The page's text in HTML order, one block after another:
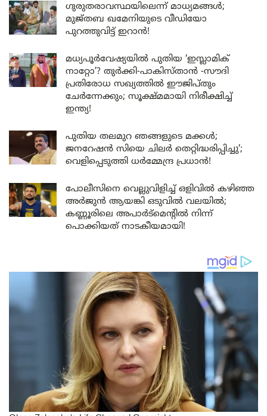
ഗുരുതരാവസ്ഥയിലെന്ന് മാധ്യമങ്ങൾ;
മുജ്തബ ഖമേനിയുടെ വീഡിയോ
പുറത്തുവിട്ട് ഇറാൻ!
മധ്യപൂർവേഷ്യയിൽ പുതിയ ‘ഇസ്ലാമിക്
നാറ്റോ’? തുർക്കി-പാകിസ്താൻ -സൗദി
പ്രതിരോധ സഖ്യത്തിൽ ഈജിപ്തും
ചേർന്നേക്കും; സൂക്ഷ്മമായി നിരീക്ഷിച്ച്
ഇന്ത്യ!
പുതിയ തലമുറ ഞങ്ങളുടെ മക്കൾ;
ജനറേഷൻ സിയെ ചിലർ തെറ്റിദ്ധരിപ്പിച്ചു’;
വെളിപ്പെടുത്തി ധർമ്മേന്ദ്ര പ്രധാൻ!
പോലീസിനെ വെല്ലുവിളിച്ച് ഒളിവിൽ കഴിഞ്ഞ
അർജുൻ ആയങ്കി ഒടുവിൽ വലയിൽ;
കണ്ണൂരിലെ അപാർട്മെന്റിൽ നിന്ന്
പൊക്കിയത് നാടകീയമായി!